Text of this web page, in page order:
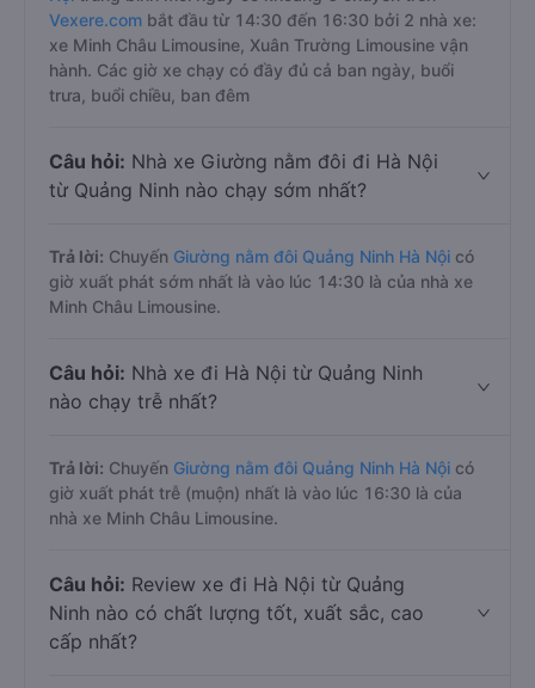
Vexere.com bắt đầu từ 14:30 đến 16:30 bởi 2 nhà xe:
xe Minh Châu Limousine, Xuân Trường Limousine vận
hành. Các giờ xe chạy có đầy đủ cả ban ngày, buổi
trưa, buổi chiều, ban đêm
Câu hỏi: Nhà xe Giường nằm đôi đi Hà Nội
từ Quảng Ninh nào chạy sớm nhất?
Trả lời: Chuyến Giường nằm đôi Quảng Ninh Hà Nội có
giờ xuất phát sớm nhất là vào lúc 14:30 là của nhà xe
Minh Châu Limousine.
Câu hỏi: Nhà xe đi Hà Nội từ Quảng Ninh
nào chạy trễ nhất?
Trả lời: Chuyến Giường nằm đôi Quảng Ninh Hà Nội có
giờ xuất phát trễ (muộn) nhất là vào lúc 16:30 là của
nhà xe Minh Châu Limousine.
Câu hỏi: Review xe đi Hà Nội từ Quảng
Ninh nào có chất lượng tốt, xuất sắc, cao
cấp nhất?